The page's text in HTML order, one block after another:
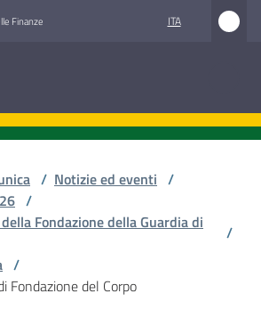
Finanze ITA
/ Notizie ed eventi /
/
Fondazione della Guardia di
/
/
Fondazione del Corpo